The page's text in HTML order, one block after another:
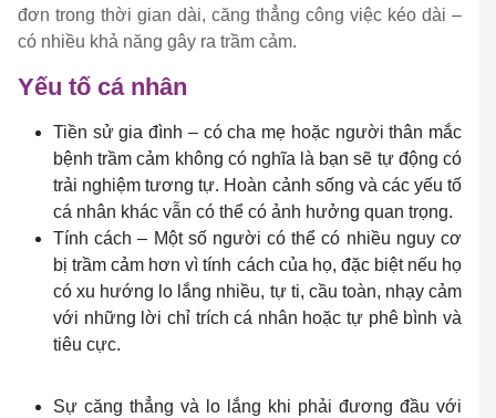
đơn trong thời gian dài, căng thẳng công việc kéo dài –
có nhiều khả năng gây ra trầm cảm.
Yếu tố cá nhân
Tiền sử gia đình – có cha mẹ hoặc người thân mắc
bệnh trầm cảm không có nghĩa là bạn sẽ tự động có
trải nghiệm tương tự. Hoàn cảnh sống và các yếu tố
cá nhân khác vẫn có thể có ảnh hưởng quan trọng.
Tính cách – Một số người có thể có nhiều nguy cơ
bị trầm cảm hơn vì tính cách của họ, đặc biệt nếu họ
có xu hướng lo lắng nhiều, tự ti, cầu toàn, nhạy cảm
với những lời chỉ trích cá nhân hoặc tự phê bình và
tiêu cực.
Sự căng thẳng và lo lắng khi phải đương đầu với